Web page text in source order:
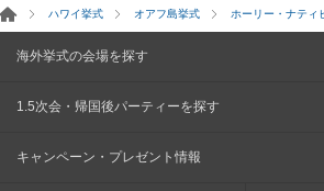
ハワイ挙式 オアフ島挙式 ホーリー・ナティ
海外挙式の会場を探す
1.5次会・帰国後パーティーを探す
キャンペーン・プレゼント情報